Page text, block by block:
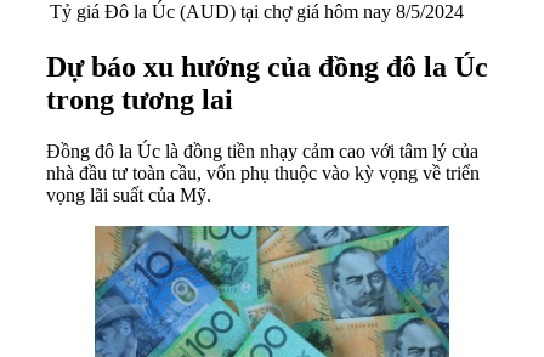
Tỷ giá Đô la Úc (AUD) tại chợ giá hôm nay 8/5/2024
Dự báo xu hướng của đồng đô la Úc
trong tương lai
Đồng đô la Úc là đồng tiền nhạy cảm cao với tâm lý của
nhà đầu tư toàn cầu, vốn phụ thuộc vào kỳ vọng về triển
vọng lãi suất của Mỹ.